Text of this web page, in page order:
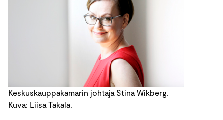
Keskuskauppakamarin johtaja Stina Wikberg.
Kuva: Liisa Takala.